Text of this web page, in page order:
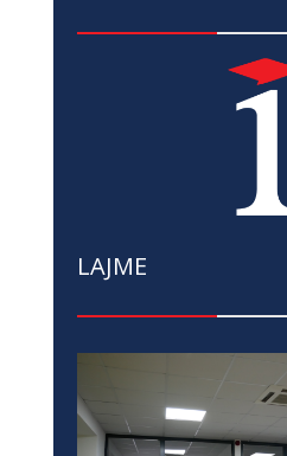
LAJME